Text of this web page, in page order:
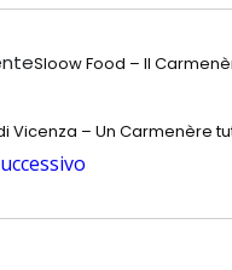
Sloow Food – Il
Vicenza – Un Carmenère